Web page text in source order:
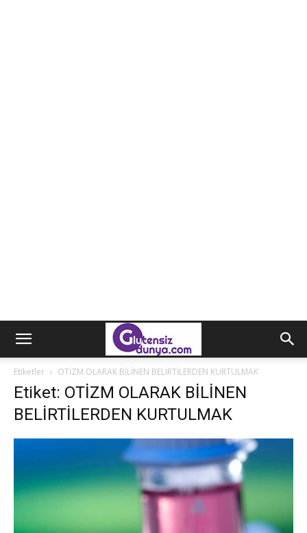
Etiketler OTİZM OLARAK BİLİNEN BELİRTİLERDEN KURTULMAK
Etiket: OTİZM OLARAK BİLİNEN
BELİRTİLERDEN KURTULMAK